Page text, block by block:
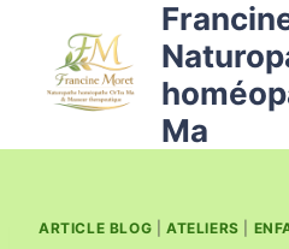
Ma
ARTICLE BLOG ATELIERS